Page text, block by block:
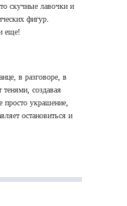
скучные лавочки и
фигур.
еще!
в разговоре, в
создавая
просто украшение,
остановиться и